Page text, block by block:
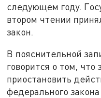
следующем году.
втором чтении
закон.
В пояснительной
говорится о том, что
приостановить
федерального